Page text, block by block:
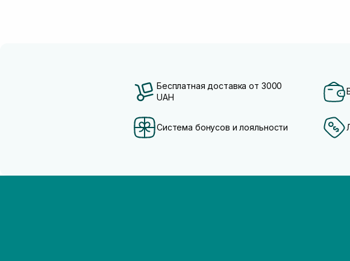
Бесплатная доставка от 3000
UAH
Система бонусов и лояльности